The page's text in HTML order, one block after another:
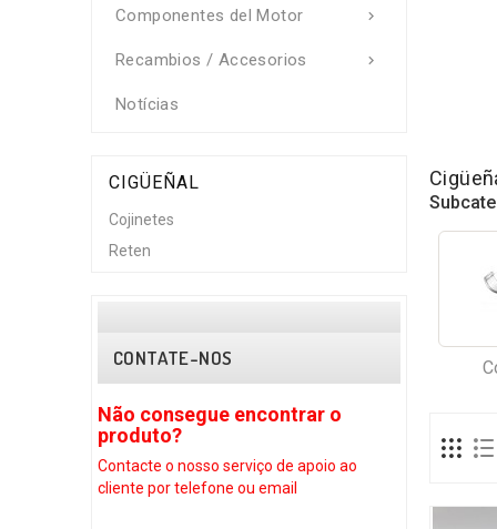

Componentes del Motor

Recambios / Accesorios
Notícias
CIGÜEÑAL
Cojinetes
Reten
CONTATE-NOS
Não consegue encontrar o
produto?
Contacte o nosso serviço de apoio ao
cliente por telefone ou email